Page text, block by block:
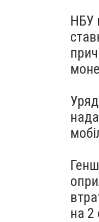
НБУ
на 2